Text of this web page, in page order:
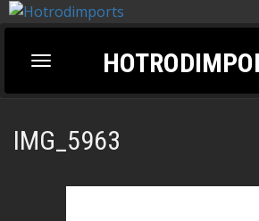
Toggle
navigation
IMG_5963